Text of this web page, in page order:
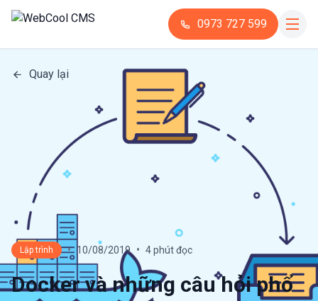
0973 727 599
Quay lại
Lập trình • 10/08/2019 • 4 phút đọc
Docker và những câu hỏi phổ